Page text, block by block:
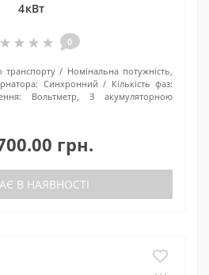
4кВт
0
транспорту
Номінальна потужність,
Синхронний
Кількість фаз:
Вольтметр, З акумуляторною
грн.
В НАЯВНОСТІ